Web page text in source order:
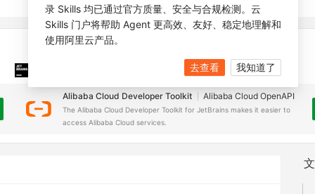
安装之前，确保已创建JetBrains IDE
Alibaba Cloud Developer Toolkit Alibaba Cloud OpenAPI
The Alibaba Cloud Developer Toolkit for JetBrains makes it easier to
access Alibaba Cloud services.
录 Skills 均已通过官方质量、安全与合规检测。云
Skills 门户将帮助 Agent 更高效、友好、稳定地理解和
使用阿里云产品。
去查看 我知道了